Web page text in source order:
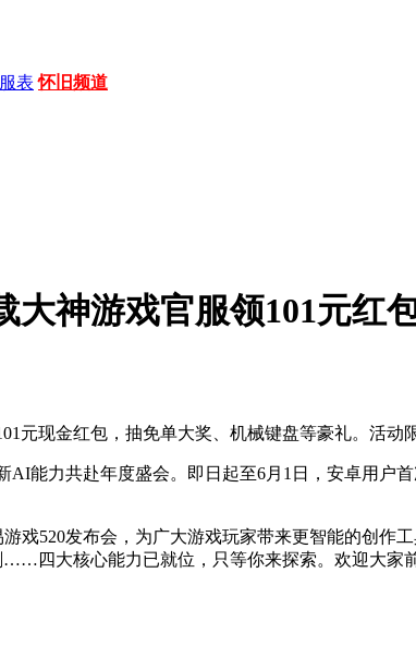
表 怀旧频道
大神游戏官服领101元红
元现金红包，抽免单大奖、机械键盘等豪礼。活动
AI能力共赴年度盛会。即日起至6月1日，安卓用户
戏520发布会，为广大游戏玩家带来更智能的创
四大核心能力已就位，只等你来探索。欢迎大家